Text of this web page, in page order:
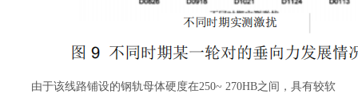
由于该线路铺设的钢轨母体硬度在250~ 270HB之间，具有较软